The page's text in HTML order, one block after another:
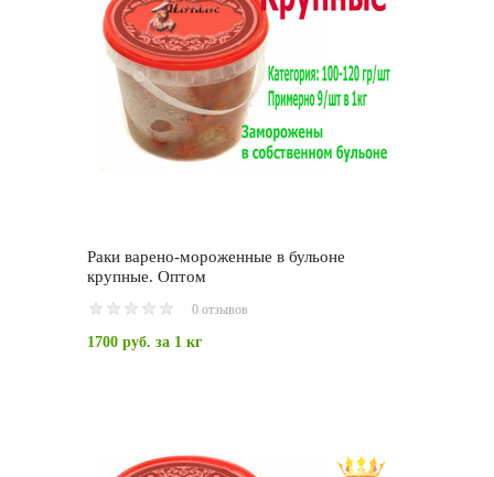
Раки варено-мороженные в бульоне
крупные. Оптом
0 отзывов
1700 руб. за 1 кг